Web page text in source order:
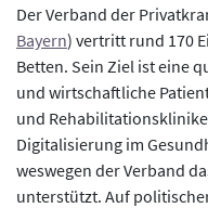
Der Verband der
Bayern) vertritt rund 170
Betten. Sein Ziel ist eine
und wirtschaftliche
und
Digitalisierung im
weswegen der Verband
unterstützt. Auf